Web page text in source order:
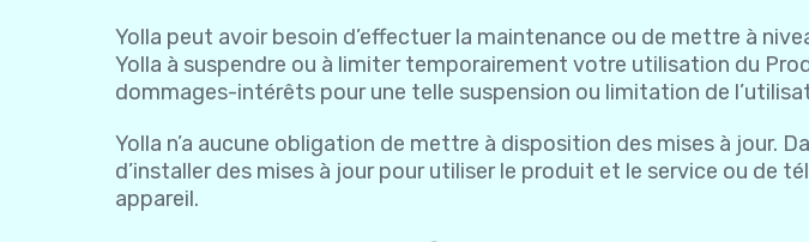
Yolla peut avoir besoin d’effectuer la maintenance ou de mettre à
Yolla à suspendre ou à limiter temporairement votre utilisation du
dommages-intérêts pour une telle suspension ou limitation de
Yolla n’a aucune obligation de mettre à disposition des mises à jour.
d’installer des mises à jour pour utiliser le produit et le service ou de
appareil.